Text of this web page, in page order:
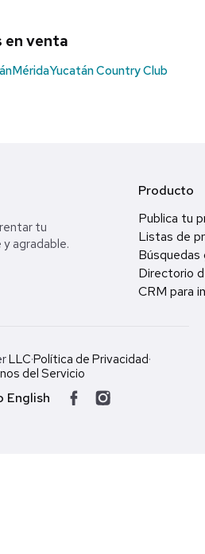
en venta
MéridaYucatán Country Club
tu
agradable.
Producto
Publica tu
Listas de
Búsquedas
Directorio
CRM para
LLC·Política de Privacidad·
del Servicio
English